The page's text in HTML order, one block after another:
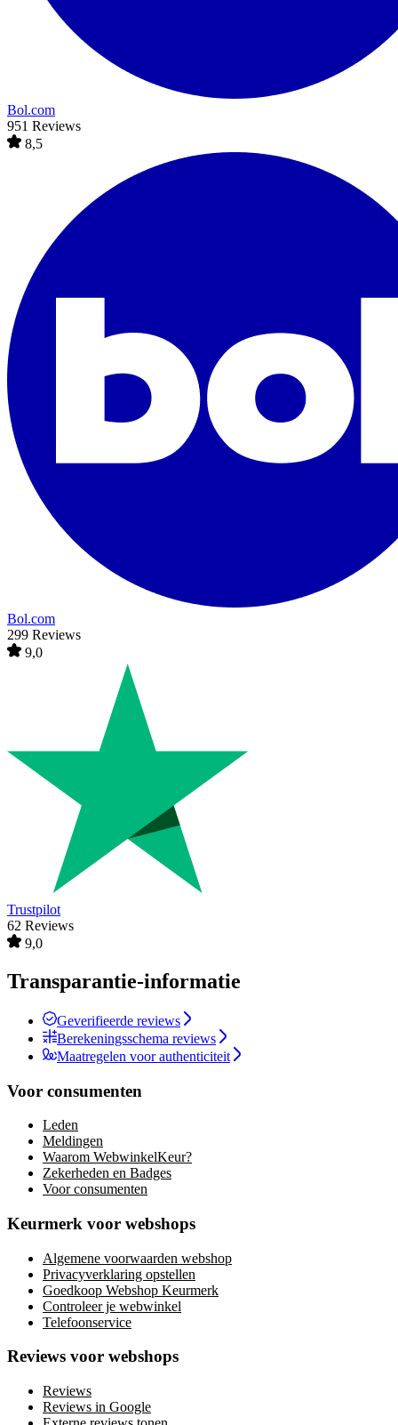
Bol.com
951 Reviews
8,5
Bol.com
299 Reviews
9,0
Trustpilot
62 Reviews
9,0
Transparantie-informatie
Geverifieerde reviews
Berekeningsschema reviews
Maatregelen voor authenticiteit
Voor consumenten
Leden
Meldingen
Waarom WebwinkelKeur?
Zekerheden en Badges
Voor consumenten
Keurmerk voor webshops
Algemene voorwaarden webshop
Privacyverklaring opstellen
Goedkoop Webshop Keurmerk
Controleer je webwinkel
Telefoonservice
Reviews voor webshops
Reviews
Reviews in Google